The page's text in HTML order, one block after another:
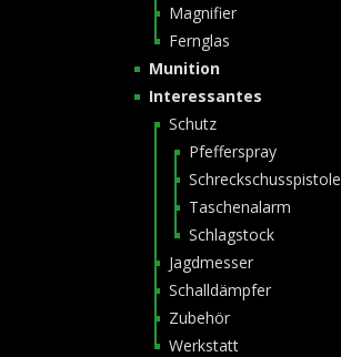
Magnifier
Fernglas
Munition
Interessantes
Schutz
Pfefferspray
Schreckschusspistole
Taschenalarm
Schlagstock
Jagdmesser
Schalldämpfer
Zubehör
Werkstatt